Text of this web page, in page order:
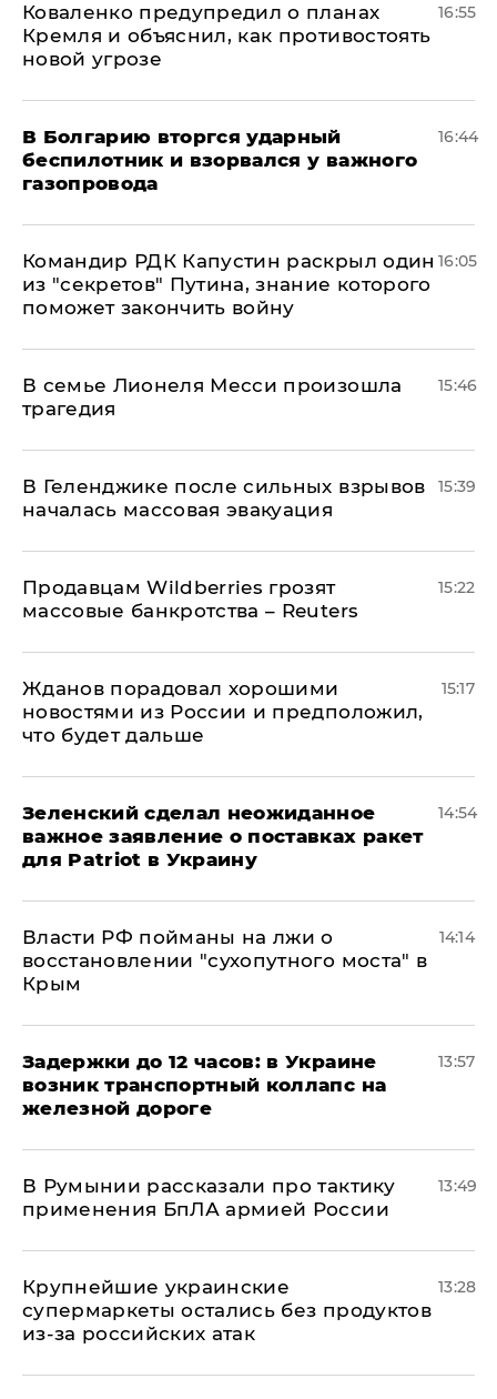
Коваленко предупредил о планах
Кремля и объяснил, как противостоять
новой угрозе
16:55
В Болгарию вторгся ударный
беспилотник и взорвался у важного
газопровода
16:44
Командир РДК Капустин раскрыл один
из "секретов" Путина, знание которого
поможет закончить войну
16:05
В семье Лионеля Месси произошла
трагедия
15:46
В Геленджике после сильных взрывов
началась массовая эвакуация
15:39
Продавцам Wildberries грозят
массовые банкротства – Reuters
15:22
Жданов порадовал хорошими
новостями из России и предположил,
что будет дальше
15:17
Зеленский сделал неожиданное
важное заявление о поставках ракет
для Patriot в Украину
14:54
Власти РФ пойманы на лжи о
восстановлении "сухопутного моста" в
Крым
14:14
Задержки до 12 часов: в Украине
возник транспортный коллапс на
железной дороге
13:57
В Румынии рассказали про тактику
применения БпЛА армией России
13:49
Крупнейшие украинские
супермаркеты остались без продуктов
из-за российских атак
13:28